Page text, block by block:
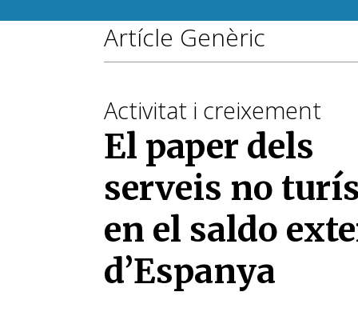
Artícle Genèric
Activitat i creixement
El paper dels
serveis no
en el saldo
d’Espanya